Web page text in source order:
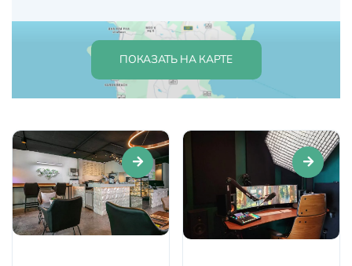
ПОКАЗАТЬ НА КАРТЕ